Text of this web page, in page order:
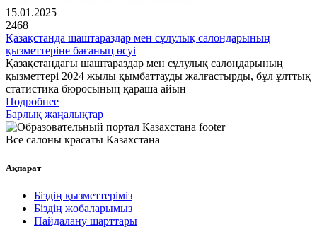
15.01.2025
2468
Қазақстанда шаштараздар мен сұлулық салондарының
қызметтеріне бағаның өсуі
Қазақстандағы шаштараздар мен сұлулық салондарының
қызметтері 2024 жылы қымбаттауды жалғастырды, бұл ұлттық
статистика бюросының қараша айын
Подробнее
Барлық жаңалықтар
Все салоны красаты Казахстана
Ақпарат
Біздің қызметтеріміз
Біздің жобаларымыз
Пайдалану шарттары